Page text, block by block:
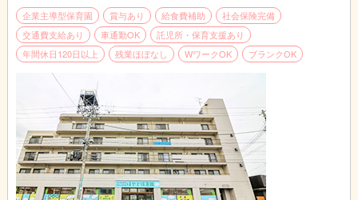
企業主導型保育園 賞与あり 給食費補助
社会保険完備
交通費支給あり
車通勤OK
託児所・保育支援あり
年間休日120日以上
残業ほぼなし WワークOK ブランクOK